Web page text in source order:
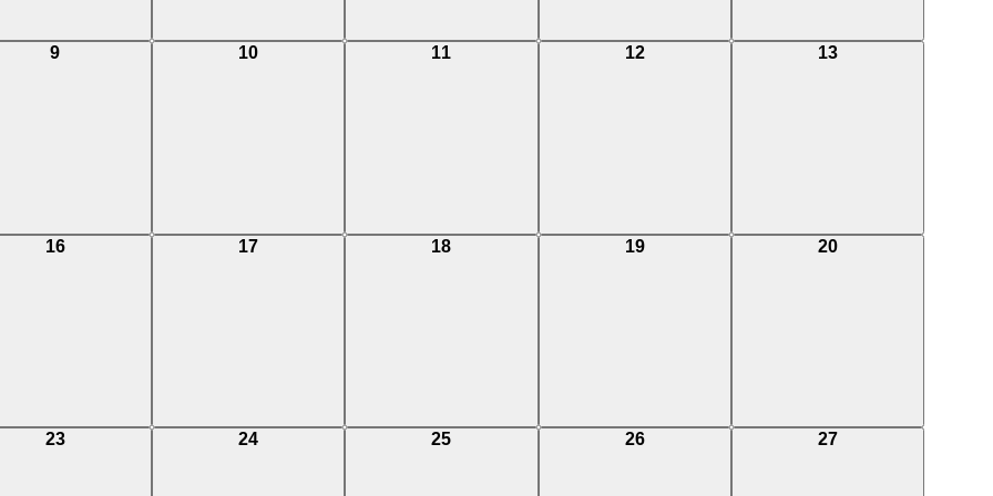
0
9
0
10
0
11
0
12
0
13
0
16
0
17
0
18
0
19
0
20
0
23
0
24
0
25
0
26
0
27